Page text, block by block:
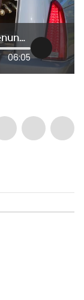
‘El paseo de los muertos’, denuncian fallas en la atención de servicios fúnebres en Pereira
06:05